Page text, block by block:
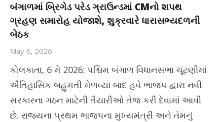
બંગાળમાં બ્રિગેડ પરેડ ગ્રાઉન્ડમાં CMનો શપથ
ગ્રહણ સમારોહ યોજાશે, શુક્રવારે ધારાસભ્યદળની
બેઠક
May 6, 2026
કોલકાતા, 6 મે 2026: પશ્ચિમ બંગાળ વિધાનસભા ચૂંટણીમાં
ઐતિહાસિક બહુમતી મેળવ્યા બાદ હવે ભાજપ દ્વારા નવી
સરકારના ગઠન માટેની તૈયારીઓ તેજ કરી દેવામાં આવી
છે. રાજ્યના પ્રથમ ભાજપના મુખ્યમંત્રી અને તેમનું